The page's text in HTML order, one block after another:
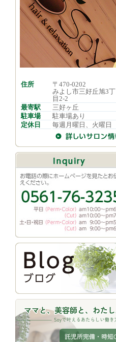
住所
〒470-0202
みよし市三好丘旭3丁
目2-2
最寄駅
三好ヶ丘
駐車場
駐車場あり
定休日
毎週月曜日、火曜日